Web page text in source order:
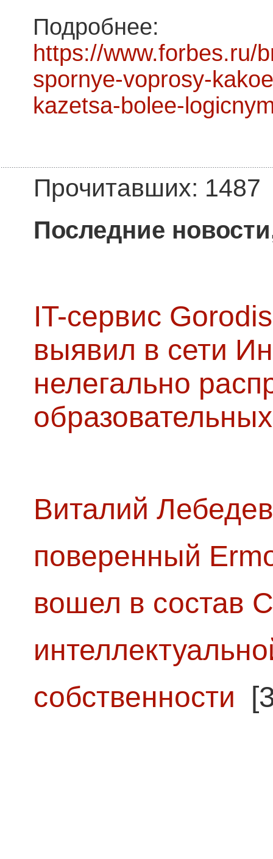
Подробнее:
https://www.forbes.ru/
spornye-voprosy-
kazetsa-bolee-
Прочитавших: 1487
Последние
IT-сервис
выявил в сети
нелегально
Виталий
поверенный
вошел в состав
собственности